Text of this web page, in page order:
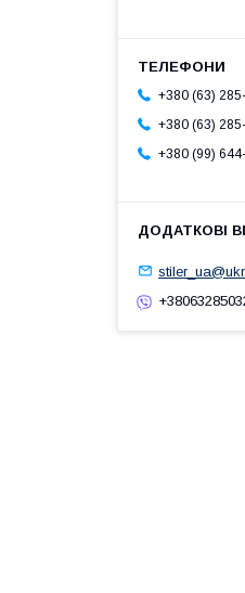
+380 (63)
+380 (63)
+380 (99)